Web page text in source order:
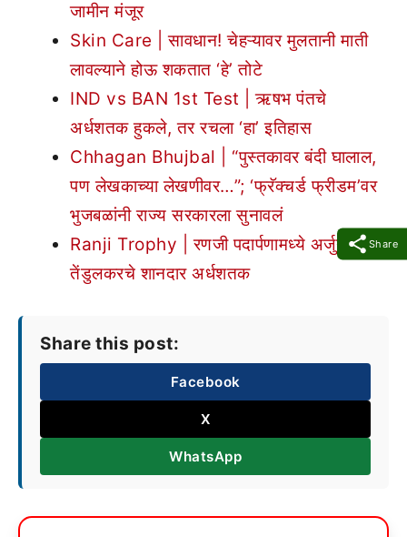
Share
जामीन मंजूर
Skin Care | सावधान! चेहऱ्यावर मुलतानी माती
लावल्याने होऊ शकतात ‘हे’ तोटे
IND vs BAN 1st Test | ऋषभ पंतचे
अर्धशतक हुकले, तर रचला ‘हा’ इतिहास
Chhagan Bhujbal | “पुस्तकावर बंदी घालाल,
पण लेखकाच्या लेखणीवर…”; ‘फ्रॅक्चर्ड फ्रीडम’वर
भुजबळांनी राज्य सरकारला सुनावलं
Ranji Trophy | रणजी पदार्पणामध्ये अर्जुन
तेंडुलकरचे शानदार अर्धशतक
Share this post:
Facebook
X
WhatsApp